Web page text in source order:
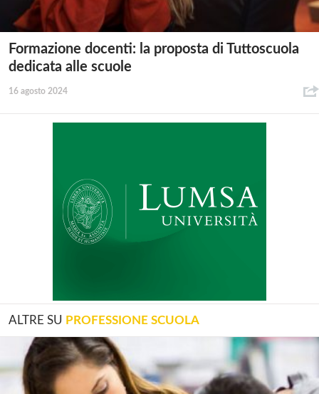
Formazione docenti: la proposta di Tuttoscuola
dedicata alle scuole
16 agosto 2024
ALTRE SU PROFESSIONE SCUOLA